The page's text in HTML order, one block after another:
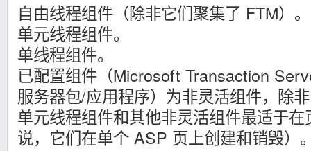
自由线程组件（除非它们聚集了 FTM）。
单元线程组件。
单线程组件。
已配置组件（Microsoft Transaction
服务器包/应用程序）为非灵活组件，除
单元线程组件和其他非灵活组件最适于
说，它们在单个 ASP 页上创建和销毁）